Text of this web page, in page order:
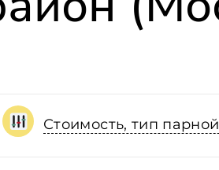
Стоимость, тип